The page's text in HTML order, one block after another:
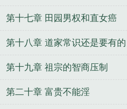
第十七章 田园男权和直女癌
第十八章 道家常识还是要有的
第十九章 祖宗的智商压制
第二十章 富贵不能淫